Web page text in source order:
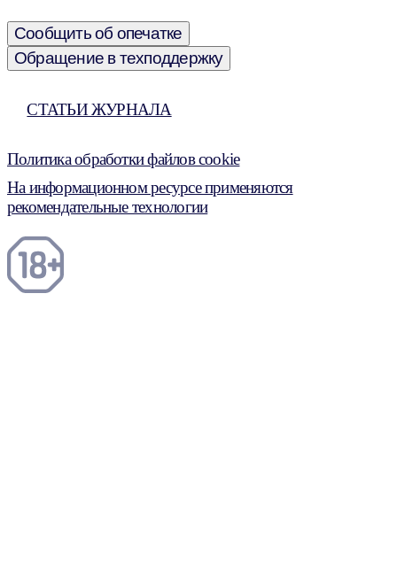
Сообщить об опечатке
Обращение в техподдержку
СТАТЬИ ЖУРНАЛА
Политика обработки файлов cookie
На информационном ресурсе применяются
рекомендательные технологии